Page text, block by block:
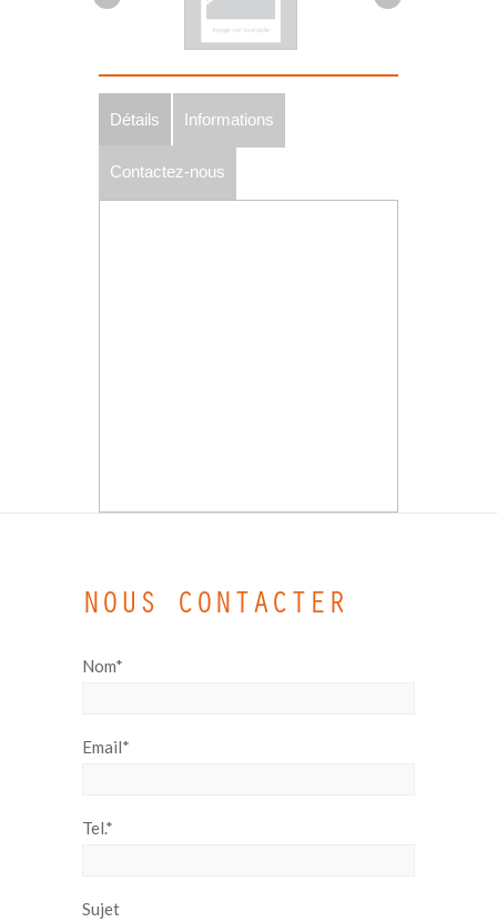
Détails Informations
Contactez-nous
NOUS CONTACTER
Nom*
Email*
Tel.*
Sujet